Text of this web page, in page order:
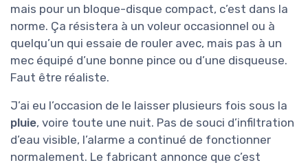
mais pour un bloque-disque compact, c’est dans la
norme. Ça résistera à un voleur occasionnel ou à
quelqu’un qui essaie de rouler avec, mais pas à un
mec équipé d’une bonne pince ou d’une disqueuse.
Faut être réaliste.
J’ai eu l’occasion de le laisser plusieurs fois sous la
pluie, voire toute une nuit. Pas de souci d’infiltration
d’eau visible, l’alarme a continué de fonctionner
normalement. Le fabricant annonce que c’est